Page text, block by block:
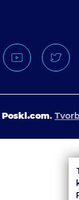
Poski.com.